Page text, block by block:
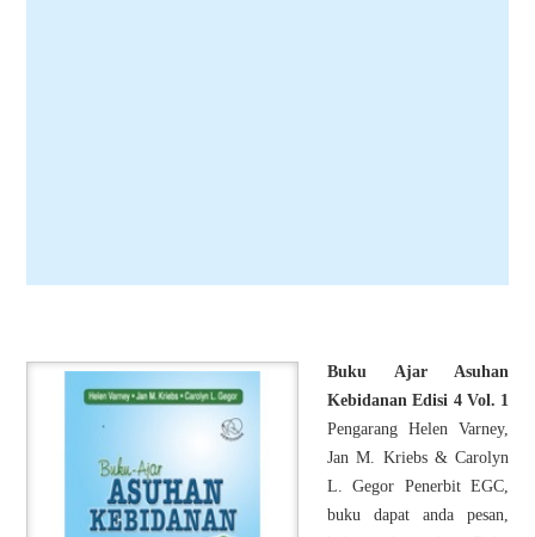
Buku Ajar Asuhan
Kebidanan Edisi 4 Vol. 1
Pengarang Helen Varney,
Jan M. Kriebs & Carolyn
L. Gegor Penerbit EGC,
buku dapat anda pesan,